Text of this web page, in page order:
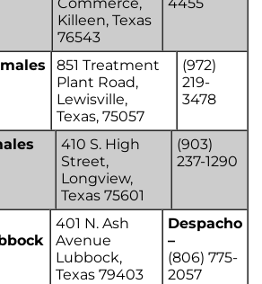
Killeen, Texas
76543
851 Treatment
Plant Road,
Lewisville,
Texas, 75057
(972)
219-
3478
410 S. High
Street,
Longview,
Texas 75601
(903)
237-1290
401 N. Ash
Avenue
Lubbock,
Texas 79403
Despacho
–
(806) 775-
2057